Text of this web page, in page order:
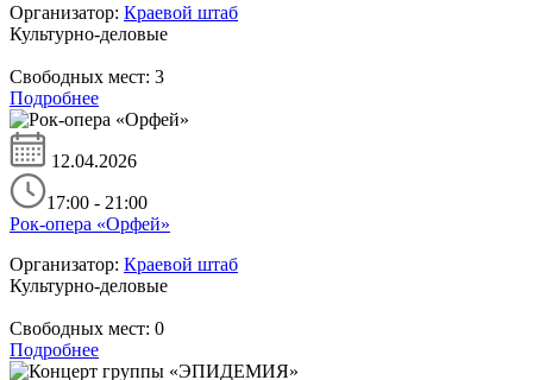
Организатор: Краевой штаб
Культурно-деловые
Свободных мест: 3
Подробнее
12.04.2026
17:00 - 21:00
Рок-опера «Орфей»
Организатор: Краевой штаб
Культурно-деловые
Свободных мест: 0
Подробнее